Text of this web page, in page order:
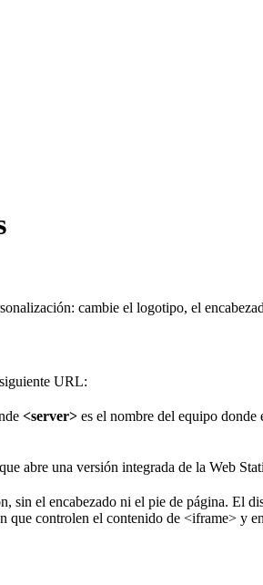
cambie el logotipo, el
URL:
<server> es el nombre del equipo donde
abre una versión integrada de la Web
el encabezado ni el pie de página. El
que controlen el contenido de <iframe> y